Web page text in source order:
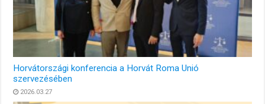
Horvátországi konferencia a Horvát Roma Unió
szervezésében
2026.03.27